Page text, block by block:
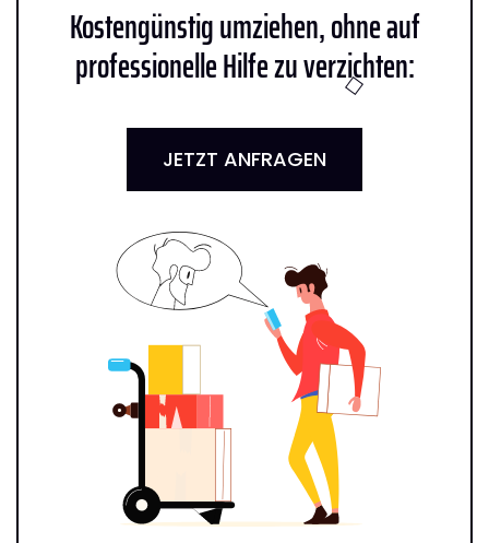
Kostengünstig umziehen, ohne auf
professionelle Hilfe zu verzichten:
JETZT ANFRAGEN